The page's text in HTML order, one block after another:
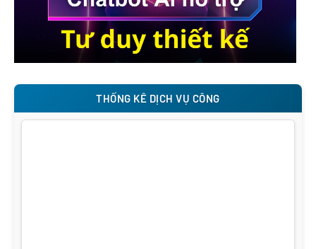
THỐNG KÊ DỊCH VỤ CÔNG